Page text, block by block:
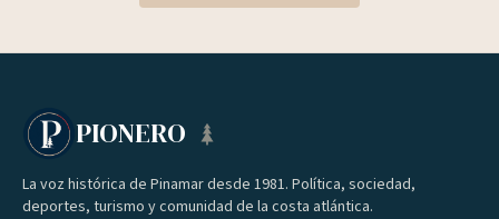
PIONERO
La voz histórica de Pinamar desde 1981. Política, sociedad,
deportes, turismo y comunidad de la costa atlántica.